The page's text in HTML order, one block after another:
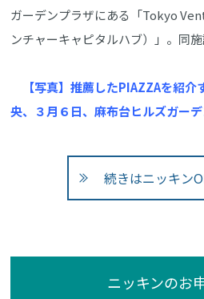
ガーデンプラザにある「Tokyo
ンチャーキャピタルハブ）」。同
【写真】推薦したPIAZZAを紹
央、３月６日、麻布台ヒルズガーデ
続きはニッキン
ニッキンのお